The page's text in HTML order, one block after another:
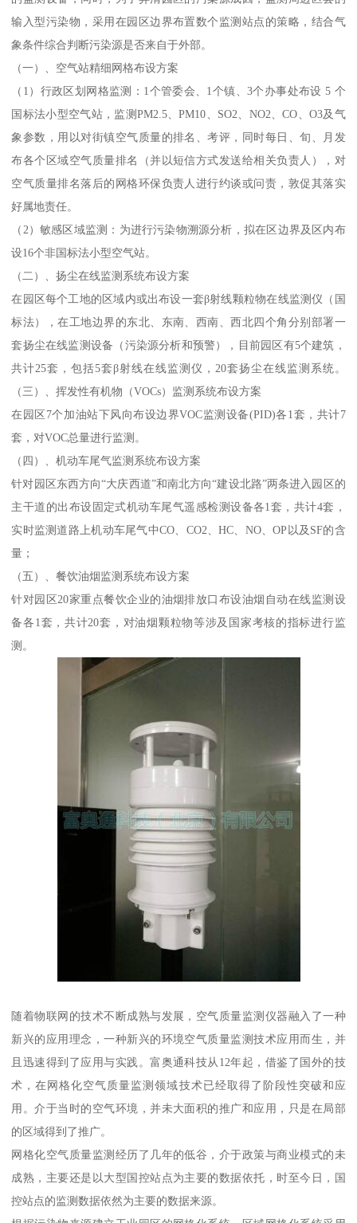
输入型污染物，采用在园区边界布置数个监测站点的策略，结合气
象条件综合判断污染源是否来自于外部。
（一）、空气站精细网格布设方案
（1）行政区划网格监测：1个管委会、1个镇、3个办事处布设 5 个
国标法小型空气站，监测PM2.5、PM10、SO2、NO2、CO、O3及气
象参数，用以对街镇空气质量的排名、考评，同时每日、旬、月发
布各个区域空气质量排名（并以短信方式发送给相关负责人），对
空气质量排名落后的网格环保负责人进行约谈或问责，敦促其落实
好属地责任。
（2）敏感区域监测：为进行污染物溯源分析，拟在区边界及区内布
设16个非国标法小型空气站。
（二）、扬尘在线监测系统布设方案
在园区每个工地的区域内或出布设一套β射线颗粒物在线监测仪（国
标法），在工地边界的东北、东南、西南、西北四个角分别部署一
套扬尘在线监测设备（污染源分析和预警），目前园区有5个建筑，
共计25套，包括5套β射线在线监测仪，20套扬尘在线监测系统。
（三）、挥发性有机物（VOCs）监测系统布设方案
在园区7个加油站下风向布设边界VOC监测设备(PID)各1套，共计7
套，对VOC总量进行监测。
（四）、机动车尾气监测系统布设方案
针对园区东西方向“大庆西道”和南北方向“建设北路”两条进入园区的
主干道的出布设固定式机动车尾气遥感检测设备各1套，共计4套，
实时监测道路上机动车尾气中CO、CO2、HC、NO、OP以及SF的含
量；
（五）、餐饮油烟监测系统布设方案
针对园区20家重点餐饮企业的油烟排放口布设油烟自动在线监测设
备各1套，共计20套，对油烟颗粒物等涉及国家考核的指标进行监
测。
随着物联网的技术不断成熟与发展，空气质量监测仪器融入了一种
新兴的应用理念，一种新兴的环境空气质量监测技术应用而生，并
且迅速得到了应用与实践。富奥通科技从12年起，借鉴了国外的技
术，在网格化空气质量监测领域技术已经取得了阶段性突破和应
用。介于当时的空气环境，并未大面积的推广和应用，只是在局部
的区域得到了推广。
网格化空气质量监测经历了几年的低谷，介于政策与商业模式的未
成熟，主要还是以大型国控站点为主要的数据依托，时至今日，国
控站点的监测数据依然为主要的数据来源。